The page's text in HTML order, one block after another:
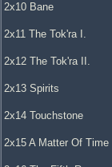
2x10 Bane
2x11 The Tok'ra I.
2x12 The Tok'ra II.
2x13 Spirits
2x14 Touchstone
2x15 A Matter Of Time